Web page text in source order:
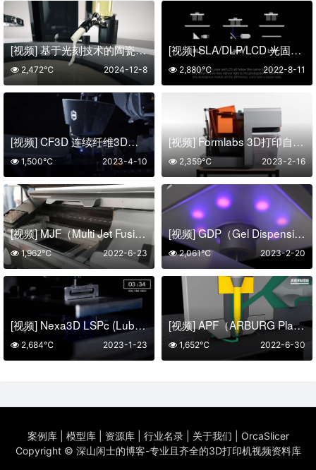
[视频] 基于光刻技术的陶瓷制造（Lithography-based Ceramic Manufacturing，LCM）成型原理介绍
2024-12-8
2,472℃
[视频] SLA/DLP/LCD 光固化3D打印的成型原理及区别
2022-8-11
2,880℃
[视频] CF3D 连续纤维3D打印工艺（Continuous Composites 复合材料增材制造解决方案）
2023-4-10
1,500℃
[视频] Formlabs 3D打印自动化 Form Auto 的工作原理
2023-2-16
2,359℃
[视频] MJF（Multi Jet Fusion）多射流熔融成型技术详细介绍
2022-6-23
1,962℃
[视频] GDP（Gel Dispensing Printing）凝胶点胶打印成型技术介绍
2023-2-20
2,061℃
[视频] Nexa3D LSPc (Lubricant Sublayer Photocuring) 润滑子层光固化技术
2023-1-23
2,684℃
[视频] APF（ARBURG Plastic Freeforming）阿博格塑料无模3D打印成型技术介绍
2022-6-30
1,652℃
案例库| 模型库| 资源库| 行业名录| 关于我们
OrcaSlicer
Copyright © 深山闲士的博客-专业且齐全的3D打印机视频资料库